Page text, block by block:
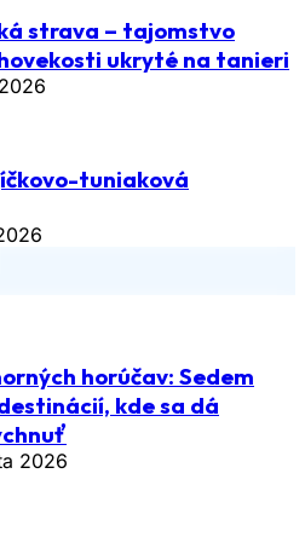
strava – tajomstvo
ukryté na tanieri
tuniaková
horúčav: Sedem
kde sa dá
2026